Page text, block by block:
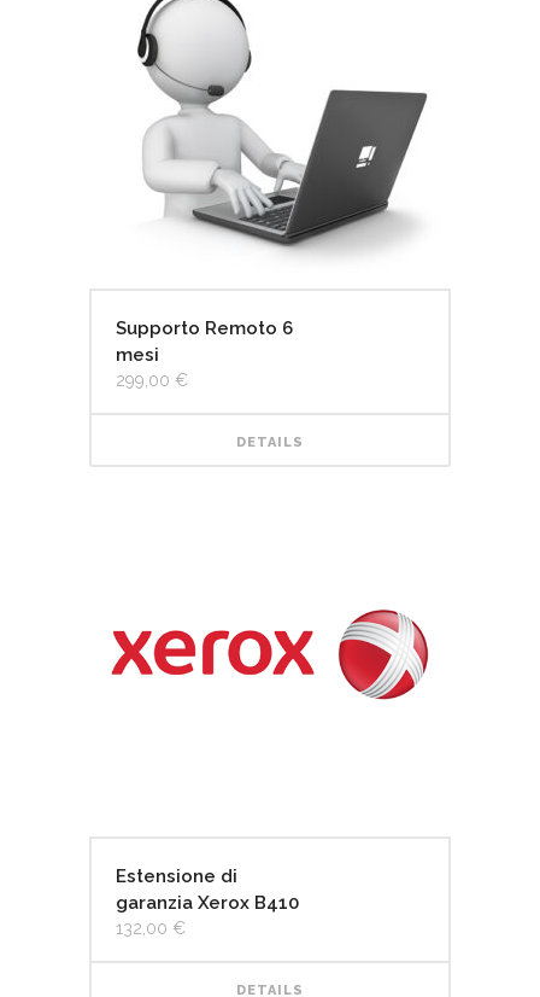
Supporto Remoto 6
mesi
299,00 €
DETAILS
Estensione di
garanzia Xerox B410
132,00 €
DETAILS